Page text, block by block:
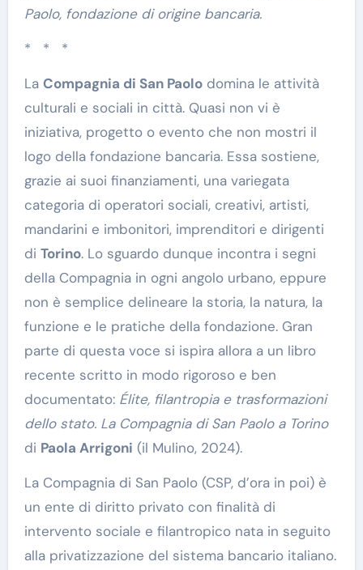
Paolo, fondazione di origine bancaria.
* * *
La Compagnia di San Paolodomina le attività
culturali e sociali in città. Quasi non vi è
iniziativa, progetto o evento che non mostri il
logo della fondazione bancaria. Essa sostiene,
grazie ai suoi finanziamenti, una variegata
categoria di operatori sociali, creativi, artisti,
mandarini e imbonitori, imprenditori e dirigenti
di Torino. Lo sguardo dunque incontra i segni
della Compagnia in ogni angolo urbano, eppure
non è semplice delineare la storia, la natura, la
funzione e le pratiche della fondazione. Gran
parte di questa voce si ispira allora a un libro
recente scritto in modo rigoroso e ben
documentato: Élite, filantropia e trasformazioni
dello stato. La Compagnia di San Paolo a Torino
di Paola Arrigoni (il Mulino, 2024).
La Compagnia di San Paolo (CSP, d’ora in poi) è
un ente di diritto privato con finalità di
intervento sociale e filantropico nata in seguito
alla privatizzazione del sistema bancario italiano.